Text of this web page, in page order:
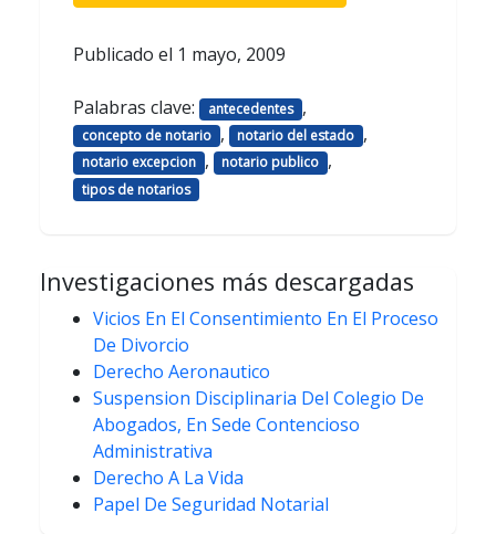
Publicado el 1 mayo, 2009
Palabras clave: antecedentes ,
concepto de notario , notario del estado ,
notario excepcion , notario publico ,
tipos de notarios
Investigaciones más descargadas
Vicios En El Consentimiento En El Proceso
De Divorcio
Derecho Aeronautico
Suspension Disciplinaria Del Colegio De
Abogados, En Sede Contencioso
Administrativa
Derecho A La Vida
Papel De Seguridad Notarial